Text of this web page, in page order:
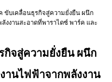
ค ขับเคลื่อนธุรกิจสู่ความยั่งยืน ผนึก
งงานสะอาดที่พาราไดซ์ พาร์ค และ
กิจสู่ความยั่งยืน ผนึก
านไฟฟ้าจากพลังงาน